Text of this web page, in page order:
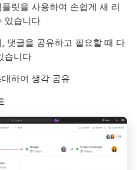
릿을 사용하여 손쉽게 새 리
있습니다
댓글을 공유하고 필요할 때 다
습니다
하여 생각 공유